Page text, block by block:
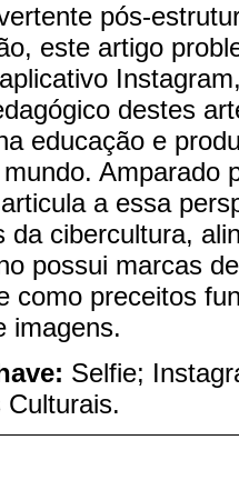
pós-
este artigo
destes
educação e
Amparado
a essa
da cibercultura,
possui marcas
como preceitos
imagens.
Selfie;
Culturais.